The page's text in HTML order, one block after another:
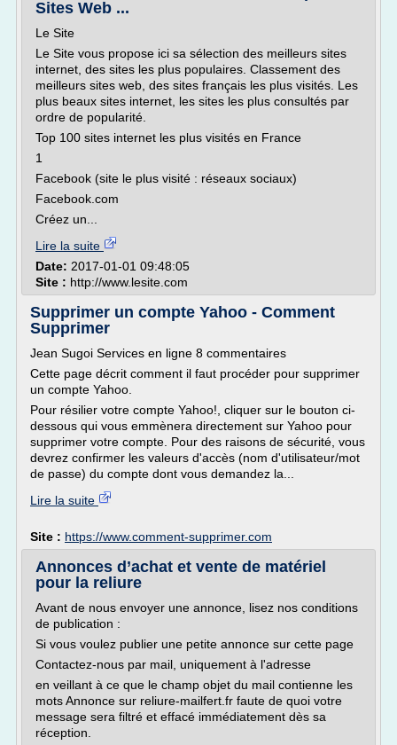
Sites Web ...
Le Site
Le Site vous propose ici sa sélection des meilleurs sites
internet, des sites les plus populaires. Classement des
meilleurs sites web, des sites français les plus visités. Les
plus beaux sites internet, les sites les plus consultés par
ordre de popularité.
Top 100 sites internet les plus visités en France
1
Facebook (site le plus visité : réseaux sociaux)
Facebook.com
Créez un...
Lire la suite
Date: 2017-01-01 09:48:05
Site : http://www.lesite.com
Supprimer un compte Yahoo - Comment
Supprimer
Jean Sugoi Services en ligne 8 commentaires
Cette page décrit comment il faut procéder pour supprimer
un compte Yahoo.
Pour résilier votre compte Yahoo!, cliquer sur le bouton ci-
dessous qui vous emmènera directement sur Yahoo pour
supprimer votre compte. Pour des raisons de sécurité, vous
devrez confirmer les valeurs d'accès (nom d'utilisateur/mot
de passe) du compte dont vous demandez la...
Lire la suite
Site : https://www.comment-supprimer.com
Annonces d’achat et vente de matériel
pour la reliure
Avant de nous envoyer une annonce, lisez nos conditions
de publication :
Si vous voulez publier une petite annonce sur cette page
Contactez-nous par mail, uniquement à l'adresse
en veillant à ce que le champ objet du mail contienne les
mots Annonce sur reliure-mailfert.fr faute de quoi votre
message sera filtré et effacé immédiatement dès sa
réception.